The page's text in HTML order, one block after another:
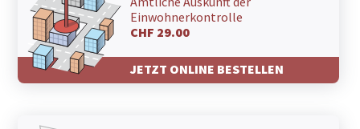
Einwohnerkontrolle
CHF 29.00
JETZT ONLINE BESTELLEN